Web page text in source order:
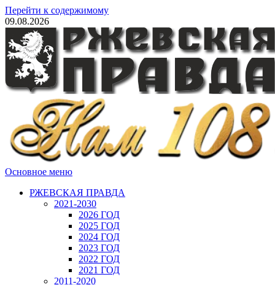
Перейти к содержимому
09.08.2026
Основное меню
РЖЕВСКАЯ ПРАВДА
2021-2030
2026 ГОД
2025 ГОД
2024 ГОД
2023 ГОД
2022 ГОД
2021 ГОД
2011-2020